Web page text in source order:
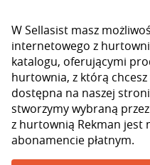
W Sellasist masz
internetowego z
katalogu, oferującymi
hurtownia, z którą
dostępna na naszej
stworzymy wybraną
z hurtownią Rekman jest
abonamencie płatnym.